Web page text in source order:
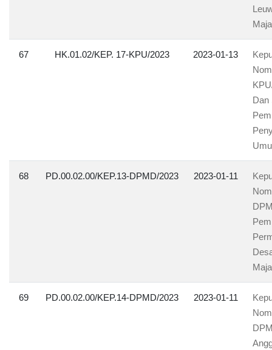
67 HK.01.02/KEP. 17-KPU/2023 2023-01-13
Dan
68 PD.00.02.00/KEP.13-DPMD/2023 2023-01-11
69 PD.00.02.00/KEP.14-DPMD/2023 2023-01-11